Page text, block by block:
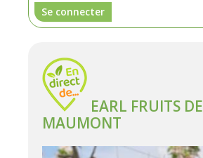
Se connecter
EARL FRUITS DE
MAUMONT